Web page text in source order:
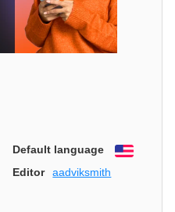
Default language
English
Editor
aadviksmith